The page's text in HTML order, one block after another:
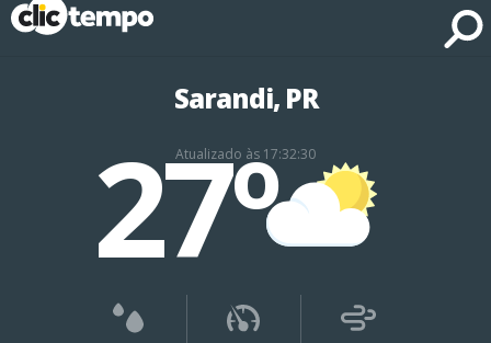
Sarandi, PR
Fonte: CLIMATEMPO METEOROLOGIA
Atualizado às 17:32:30
27º